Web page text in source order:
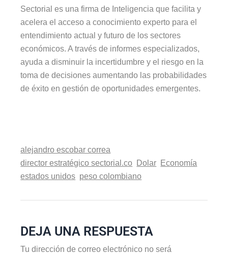
Sectorial es una firma de Inteligencia que facilita y
acelera el acceso a conocimiento experto para el
entendimiento actual y futuro de los sectores
económicos. A través de informes especializados,
ayuda a disminuir la incertidumbre y el riesgo en la
toma de decisiones aumentando las probabilidades
de éxito en gestión de oportunidades emergentes.
alejandro escobar correa
director estratégico sectorial.co
Dolar
Economía
estados unidos peso colombiano
DEJA UNA RESPUESTA
Tu dirección de correo electrónico no será